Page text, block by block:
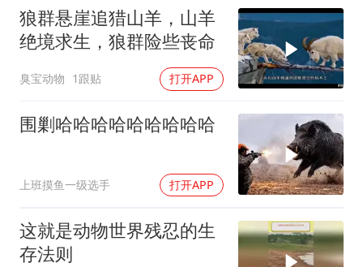
狼群悬崖追猎山羊，山羊
绝境求生，狼群险些丧命
臭宝动物 1跟贴 打开APP
围剿哈哈哈哈哈哈哈哈哈
上班摸鱼一级选手 打开APP
这就是动物世界残忍的生
存法则